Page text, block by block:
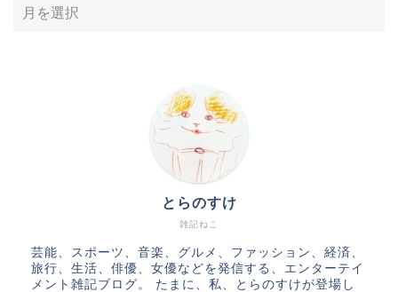
雑記ねこ
とらのすけ
芸能、スポーツ、音楽、グルメ、ファッション、経済、
旅行、生活、俳優、女優などを発信する、エンターテイ
メント雑記ブログ。 たまに、私、とらのすけが登場し